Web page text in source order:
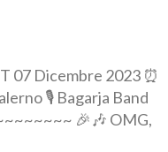
07 Dicembre 2023 ⏰
🎙️ Bagarja Band
🎉🎶 OMG,